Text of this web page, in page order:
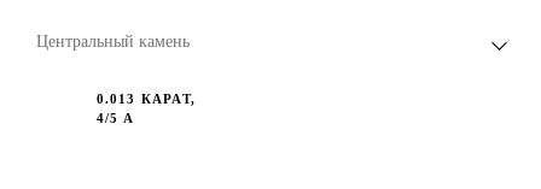
Центральный камень
0.013 КАРАТ,
4/5 А